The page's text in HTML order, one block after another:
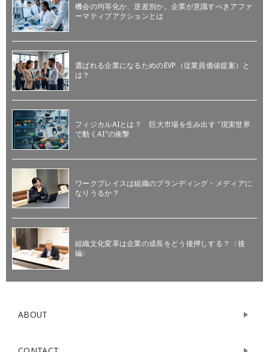
機会の均等化か、逆差別か。企業が意識すべきアファ
ーマティブアクションとは
選ばれる企業になるためのEVP（従業員価値提案）と
は？
フィジカルAIとは？ 巨大市場を生み出す "現実世界
で動くAI"の衝撃
ワークプレイスは組織のブランディング・メディアに
なりうるか？
組織文化変革は企業の成長をどう後押しする？〈後
編〉
ABOUT